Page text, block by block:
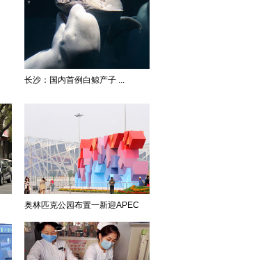
长沙：国内首例白鲸产子 ...
奥林匹克公园布置一新迎APEC